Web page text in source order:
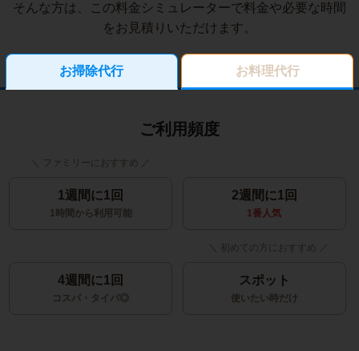
そんな方は、この料金シミュレーターで料金や必要な時間
をお見積りいただけます。
お掃除代行 お料理代行
ご利用頻度
1週間に1回
1時間から利用可能
2週間に1回
1番人気
4週間に1回
コスパ・タイパ◎
スポット
使いたい時だけ